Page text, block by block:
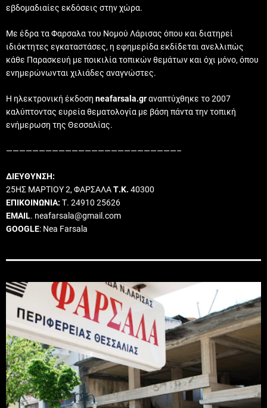
εβδομαδιαίες εκδόσεις στην χώρα.
Με έδρα τα Φαρσαλα του Νομού Λάρισας όπου και διατηρεί
ιδιόκτητες εγκαταστάσες, η εφημερίδα εκδίδεται ανελλιπώς
κάθε Παρασκευή με ποικιλία τοπικών θεμάτων και όχι μόνο, όπου
ενημερώνωνται χιλιάδες αναγνώστες.
Η ηλεκτρονική έκδοση neafarsala.grαναπτύχθηκε το 2007
καλύπτοντας ευρεία θεματολογία με βάση πάντα την τοπική
ενήμερωση της Θεσσαλίας.
——————————————————————————–
ΔΙΕΥΘΥΝΣΗ:
25ΗΣ ΜΑΡΤΙΟΥ 2, ΦΑΡΣΑΛΑΤ.Κ. 40300
ΕΠΙΚΟΙΝΩΝΙΑ: Τ. 24910 25626
EMAIL. neafarsala@gmail.com
GOOGLE: Nea Farsala